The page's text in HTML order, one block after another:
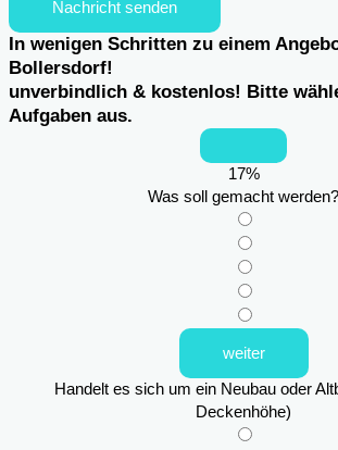
Nachricht senden
In wenigen Schritten zu einem
Bollersdorf!
unverbindlich & kostenlos! Bitte
Aufgaben aus.
17%
Was soll gemacht werden?
weiter
Handelt es sich um ein Neubau oder
Deckenhöhe)